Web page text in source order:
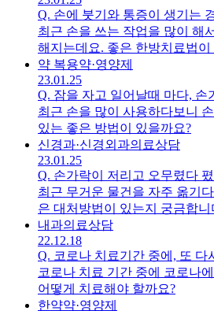
Q. 손에 붓기와 통증이 생기는
최근 손을 쓰는 작업을 많이 해
해지는데요. 좋은 한방치료법
약 복용약·영양제
23.01.25
Q. 잠을 자고 일어날때 마다, 손
최근 손을 많이 사용하다보니
있는 좋은 방법이 있을까요?
신경과·신경외과의료상담
23.01.25
Q. 손가락이 저리고 오무렸다
최근 무거운 물건을 자주 옮기
은 대처방법이 있는지 궁금합니
내과의료상담
22.12.18
Q. 코로나 치료기간 중에, 또 다
코로나 치료 기간 중에 코로나
어떻게 치료해야 할까요?
한약약·영양제